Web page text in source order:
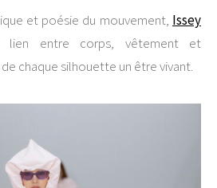
et poésie du mouvement, Issey
lien entre corps, vêtement et
chaque silhouette un être vivant.